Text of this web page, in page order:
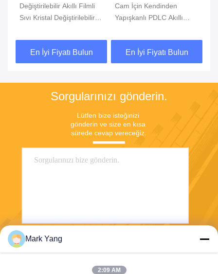
Değiştirilebilir Akıllı Filmli
Sıvı Kristal Değiştirilebilir
En İyi Fiyatı Bulun
Cam İçin Kendinden
Yapışkanlı PDLC Akıllı
Swithable PDLC Film
En İyi Fiyatı Bulun
Sorgularınızı gönderin.
Lütfen bize isteğinizi
gönderin ve size en kısa
sürede cevap vereceğiz.
Mark Yang
2:09 AM